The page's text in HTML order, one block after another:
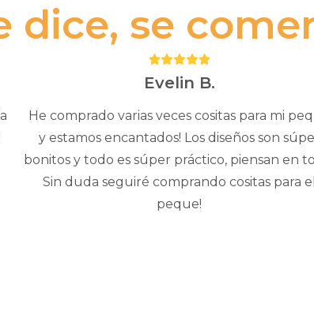
dice, se
Puntuación:
5
Evelin B.
He comprado varias veces cositas para mi
y estamos encantados! Los diseños son
bonitos y todo es súper práctico, piensan en
Sin duda seguiré comprando cositas para el
peque!